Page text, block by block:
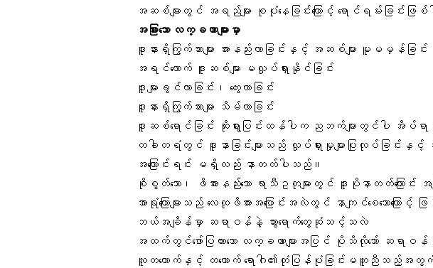
အဆစ်များတွင် အရည်များ စုပုံနေခြင်းကြောင့် ရောင်ရမ်းခြင်းဖြ
အခြားသော လက္ခဏာများမှာ
ဒူးနားရှိကြွက်သားများ အားနည်းလာခြင်းနှင့် အဆစ်များ မူမမှန်ခြင်း
အရင်လောက် ဒူးဆစ်များ မလှုပ်ရှားနိုင်ခြင်း
ဒူးများခွင်လာခြင်း၊ ကွေးလာခြင်း
ဒူးနားရှိကြွက်သားများ သိမ်လာခြင်း
ဒူးဆစ်ရောင်ခြင်း ဆိုးရွားပြင်းထန်ပါက ညဘက်များတွင်ပါ အိ
တခါတရံတွင် ဒူးနာခြင်းများသည် လှုပ်ရှားမှုများပြုလုပ်ခြင်
အကြောင်းရင်း မရှိလည်း နာတတ်ပါသည်။
စိုစွတ်သော၊ ဖိအားနည်းသော ရာသီဥတုများတွင် ဒူးပိုနာတတ်ကြောင်း အ
အာရုံကြောများသည် လေထုဖိအားအပြောင်းအလဲတွင် နာကျင်စေသောကြောင့်
ဘယ်အချိန်မှာ ဆရာဝန်နဲ့ သွားရောက်တွေ့ဆုံသင့်သလဲ
အထက်တွင်ဖော်ပြထားသော လက္ခဏာများအပြင် ပိုသိလိုသော်
လူတယောက်နှင့် တယောက် ရောဂါ၏တုံပြန်ပုံခြင်းမတူညီသည့်အတွ